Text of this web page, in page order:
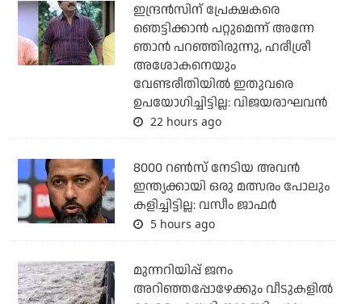
ഇന്ദ്രന്‍സിന് പ്രേക്ഷകരെ
ഞെട്ടിക്കാന്‍ പറ്റുമെന്ന് അന്നേ
ഞാന്‍ പറഞ്ഞിരുന്നു, ഹരീശ്രീ
അശോകനെയും
വേണ്ടരീതിയില്‍ ഇതുവരെ
ഉപയോഗിച്ചിട്ടില്ല: വിജയരാഘവന്‍
22 hours ago
8000 റൺസ് നേടിയ അവൻ
ഇന്ത്യക്കായി ഒരു മത്സരം പോലും
കളിച്ചിട്ടില്ല: വസീം ജാഫർ
5 hours ago
മുന്നറിയിപ്പ് ജനം
അറിഞ്ഞപ്പോഴേക്കും വീടുകളില്‍